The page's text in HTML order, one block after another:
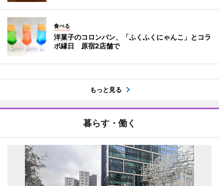
食べる
洋菓子のコロンバン、「ふくふくにゃんこ」とコラ
ボ縁日 原宿2店舗で
もっと見る
暮らす・働く